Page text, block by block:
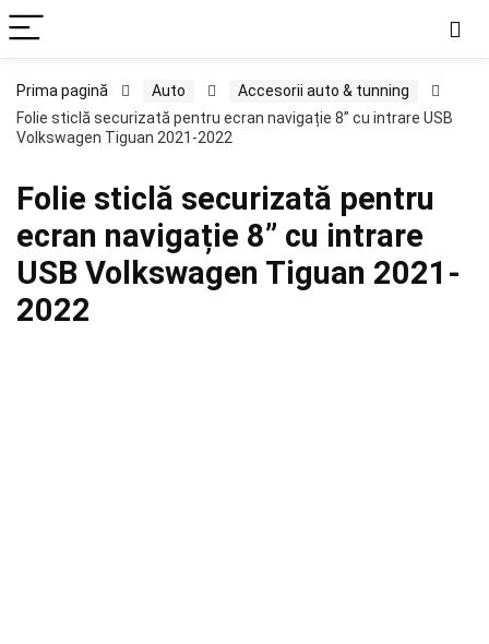
Prima pagină Auto
Accesorii auto & tunning
Folie sticlă securizată pentru ecran navigație 8” cu intrare USB
Volkswagen Tiguan 2021-2022
Folie sticlă securizată pentru
ecran navigație 8” cu intrare
USB Volkswagen Tiguan 2021-
2022